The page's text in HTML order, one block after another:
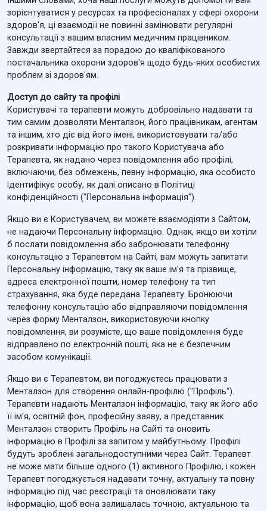
зорієнтуватися у ресурсах та професіоналах у сфері охорони
здоров'я, ці взаємодії не повинні замінювати регулярні
консультації з вашим власним медичним працівником.
Завжди звертайтеся за порадою до кваліфікованого
постачальника охорони здоров'я щодо будь-яких особистих
проблем зі здоров'ям.
Доступ до сайту та профілі
Користувачі та терапевти можуть добровільно надавати та
тим самим дозволяти Менталзон, його працівникам, агентам
та іншим, хто діє від його імені, використовувати та/або
розкривати інформацію про такого Користувача або
Терапевта, як надано через повідомлення або профілі,
включаючи, без обмежень, певну інформацію, яка особисто
ідентифікує особу, як далі описано в Політиці
конфіденційності ("Персональна інформація").
Якщо ви є Користувачем, ви можете взаємодіяти з Сайтом,
не надаючи Персональну інформацію. Однак, якщо ви хотіли
б послати повідомлення або забронювати телефонну
консультацію з Терапевтом на Сайті, вам можуть запитати
Персональну інформацію, таку як ваше ім'я та прізвище,
адреса електронної пошти, номер телефону та тип
страхування, яка буде передана Терапевту. Бронюючи
телефонну консультацію або відправляючи повідомлення
через форму Менталзон, використовуючи кнопку
повідомлення, ви розумієте, що ваше повідомлення буде
відправлено по електронній пошті, яка не є безпечним
засобом комунікації.
Якщо ви є Терапевтом, ви погоджуєтесь працювати з
Менталзон для створення онлайн-профілю ("Профіль").
Терапевти надають Менталзон інформацію, таку як його або
її ім'я, освітній фон, професійну заяву, а представник
Менталзон створить Профіль на Сайті та оновить
інформацію в Профілі за запитом у майбутньому. Профілі
будуть зроблені загальнодоступними через Сайт. Терапевт
не може мати більше одного (1) активного Профілю, і кожен
Терапевт погоджується надавати точну, актуальну та повну
інформацію під час реєстрації та оновлювати таку
інформацію, щоб вона залишалась точною, актуальною та